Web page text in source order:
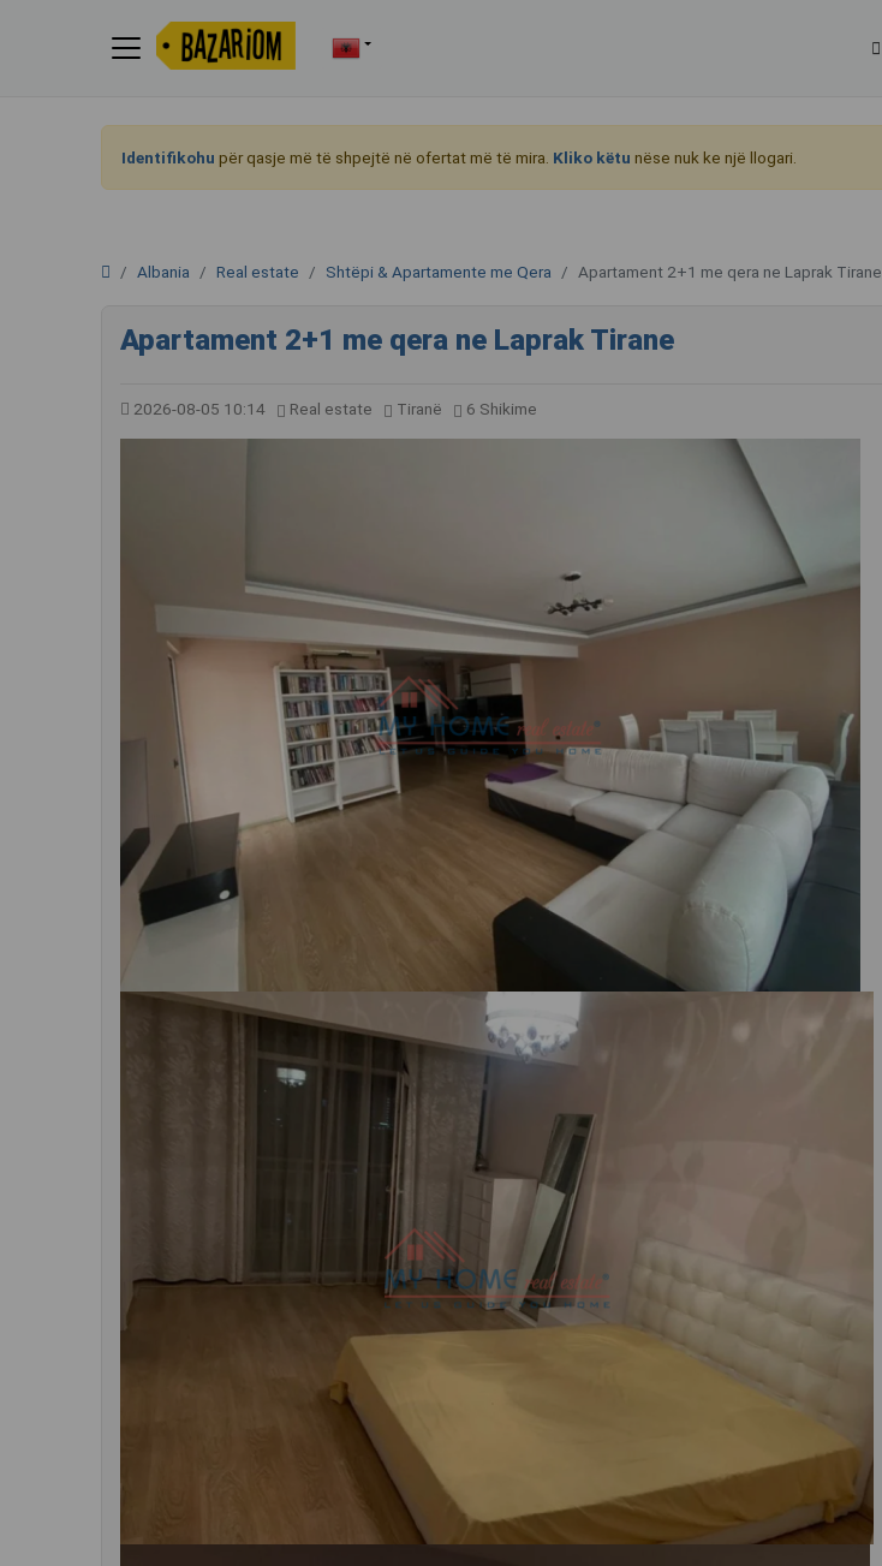
Identifikohu për qasje më të shpejtë në ofertat më të mira. Kliko këtu nëse nuk ke një llogari.
Albania Real estate Shtëpi & Apartamente me Qera Apartament 2+1 me qera ne Laprak Tirane
Apartament 2+1 me qera ne Laprak Tirane
2026-08-05 10:14 Real estate Tiranë 6 Shikime